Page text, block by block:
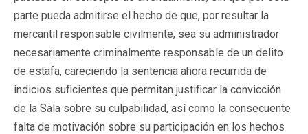
parte pueda admitirse el hecho de que, por resultar la
mercantil responsable civilmente, sea su administrador
necesariamente criminalmente responsable de un delito
de estafa, careciendo la sentencia ahora recurrida de
indicios suficientes que permitan justificar la convicción
de la Sala sobre su culpabilidad, así como la consecuente
falta de motivación sobre su participación en los hechos